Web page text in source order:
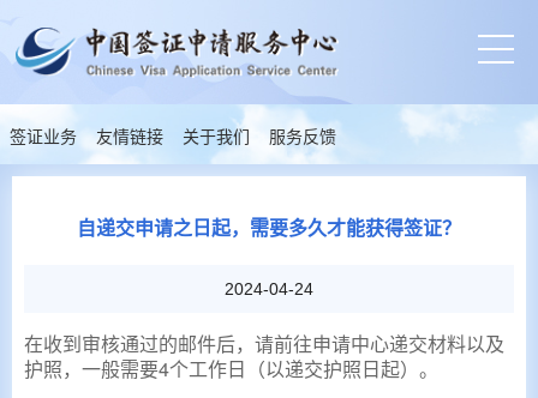
签证业务 友情链接 关于我们 服务反馈
自递交申请之日起，需要多久才能获得签证？
2024-04-24
在收到审核通过的邮件后，请前往申请中心递交材料以及
护照，一般需要4个工作日（以递交护照日起）。